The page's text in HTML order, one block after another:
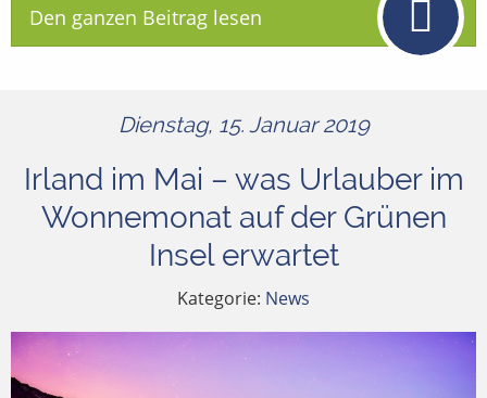
Den ganzen Beitrag lesen
Dienstag, 15. Januar 2019
Irland im Mai – was Urlauber im
Wonnemonat auf der Grünen
Insel erwartet
Kategorie: News